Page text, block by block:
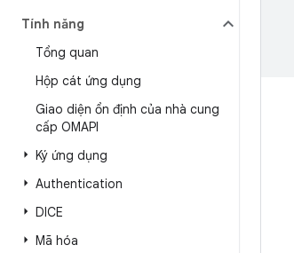
Tính năng
Tổng quan
Hộp cát ứng dụng
Giao diện ổn định của nhà cung
cấp OMAPI
Ký ứng dụng
Authentication
DICE
Mã hóa